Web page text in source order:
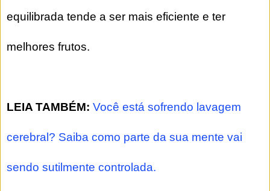
equilibrada tende a ser mais eficiente e ter
melhores frutos.
LEIA TAMBÉM: Você está sofrendo lavagem
cerebral? Saiba como parte da sua mente vai
sendo sutilmente controlada.